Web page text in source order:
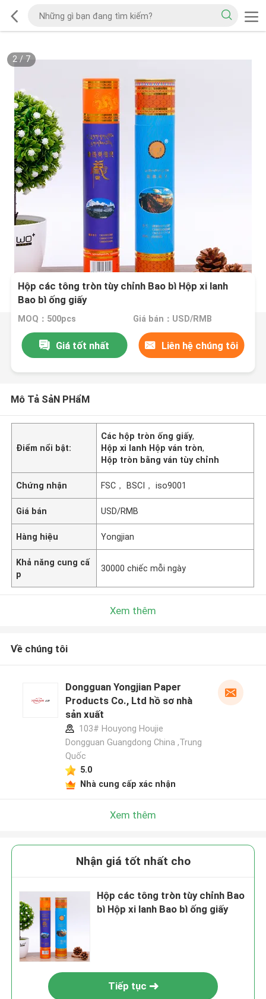
2/ 7
Hộp các tông tròn tùy chỉnh Bao bì Hộp xi lanh
Bao bì ống giấy
MOQ：500pcs Giá bán：USD/RMB
Giá tốt nhất Liên hệ chúng tôi
Mô Tả SảN PHẩM
Điểm nổi bật:
Các hộp tròn ống giấy,
Hộp xi lanh Hộp ván tròn,
Hộp tròn bằng ván tùy chỉnh
Chứng nhận FSC， BSCI， iso9001
Giá bán USD/RMB
Hàng hiệu Yongjian
Khả năng cung cấ
p
30000 chiếc mỗi ngày
Xem thêm
Về chúng tôi
Dongguan Yongjian Paper
Products Co., Ltd hồ sơ nhà
sản xuất
103# Houyong Houjie
Dongguan Guangdong China ,Trung
Quốc
5.0
Nhà cung cấp xác nhận
Xem thêm
Nhận giá tốt nhất cho
Hộp các tông tròn tùy chỉnh Bao
bì Hộp xi lanh Bao bì ống giấy
Tiếp tục